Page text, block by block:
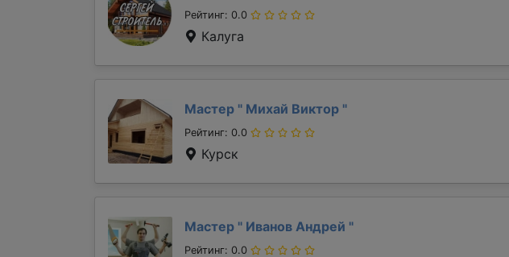
Рейтинг: 0.0
Калуга
Мастер " Михай Виктор "
Рейтинг: 0.0
Курск
Мастер " Иванов Андрей "
Рейтинг: 0.0